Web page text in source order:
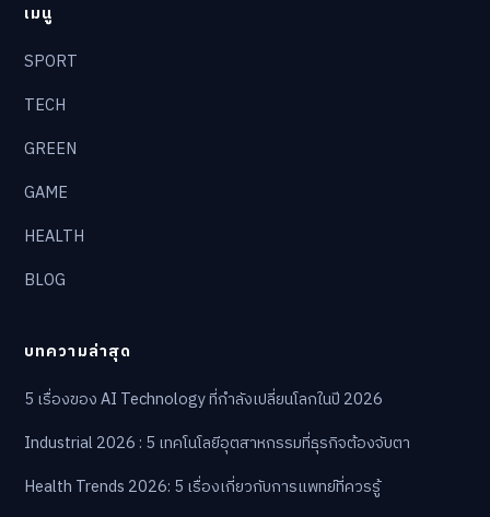
เมนู
SPORT
TECH
GREEN
GAME
HEALTH
BLOG
บทความล่าสุด
5 เรื่องของ AI Technology ที่กำลังเปลี่ยนโลกในปี 2026
Industrial 2026 : 5 เทคโนโลยีอุตสาหกรรมที่ธุรกิจต้องจับตา
Health Trends 2026: 5 เรื่องเกี่ยวกับการแพทย์ที่ควรรู้